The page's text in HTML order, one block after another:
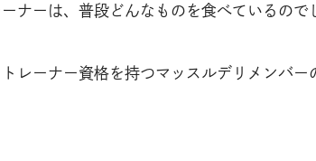
ナーは、普段どんなものを食べているので
レーナー資格を持つマッスルデリメンバー